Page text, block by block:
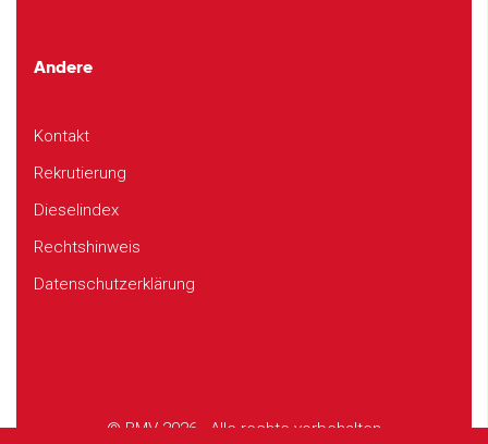
Andere
Kontakt
Rekrutierung
Dieselindex
Rechtshinweis
Datenschutzerklärung
© BMV 2026 - Alle rechte vorbehalten